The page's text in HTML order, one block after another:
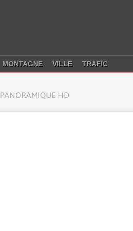
MONTAGNE VILLE TRAFIC
PANORAMIQUE HD